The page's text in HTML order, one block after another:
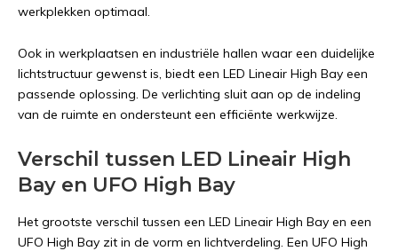
werkplekken optimaal.
Ook in werkplaatsen en industriële hallen waar een duidelijke
lichtstructuur gewenst is, biedt een LED Lineair High Bay een
passende oplossing. De verlichting sluit aan op de indeling
van de ruimte en ondersteunt een efficiënte werkwijze.
Verschil tussen LED Lineair High
Bay en UFO High Bay
Het grootste verschil tussen een LED Lineair High Bay en een
UFO High Bay zit in de vorm en lichtverdeling. Een UFO High